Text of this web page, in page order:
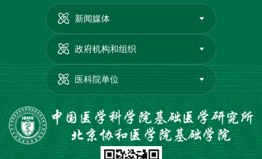
新闻媒体
政府机构和组织
医科院单位